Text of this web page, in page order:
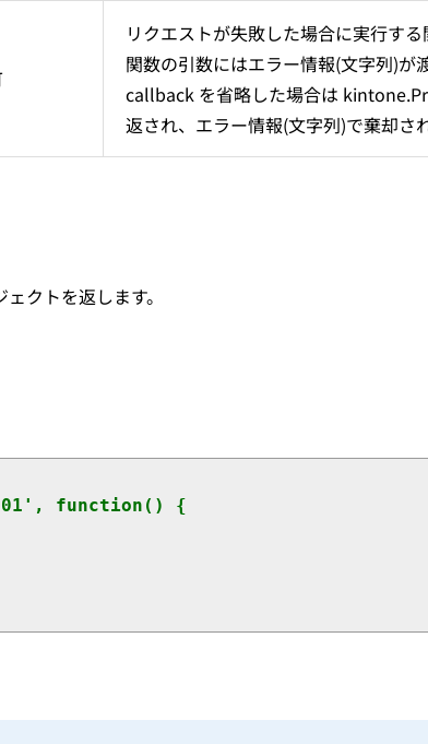
リクエストが失敗した場合に実行する
関数の引数にはエラー情報(文字列)が
callback を省略した場合は
返され、エラー情報(文字列)で棄却され
クトを返します。